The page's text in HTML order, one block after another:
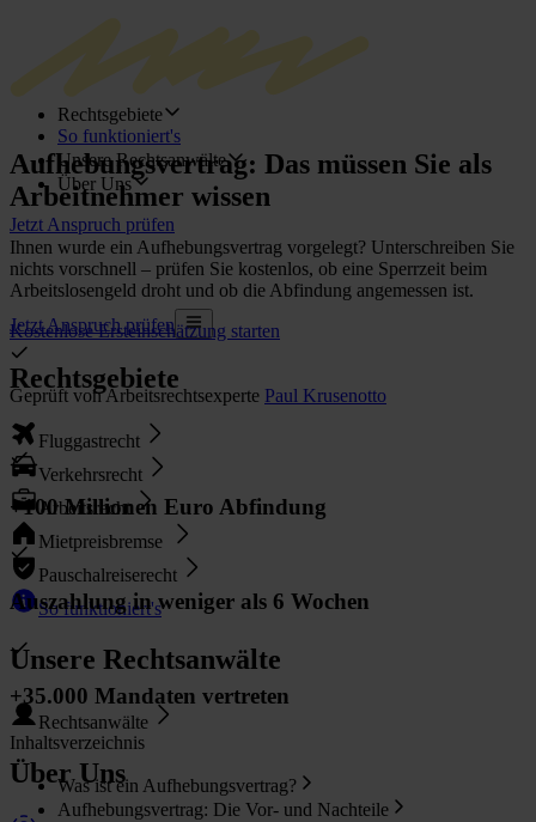
Rechtsgebiete
So funktioniert's
Unsere Rechtsanwälte
Über Uns
Jetzt Anspruch prüfen
Jetzt Anspruch prüfen
Rechtsgebiete
Fluggastrecht
Verkehrsrecht
Arbeitsrecht
Mietpreisbremse
Pauschalreiserecht
So funktioniert's
Unsere Rechtsanwälte
Rechtsanwälte
Über Uns
Aufhebungsvertrag: Das müssen Sie als
Arbeitnehmer wissen
Ihnen wurde ein Aufhebungsvertrag vorgelegt? Unterschreiben Sie
nichts vorschnell – prüfen Sie kostenlos, ob eine Sperrzeit beim
Arbeitslosengeld droht und ob die Abfindung angemessen ist.
Kostenlose Ersteinschätzung starten
Geprüft von Arbeitsrechtsexperte Paul Krusenotto
+100 Millionen Euro Abfindung
Auszahlung in weniger als 6 Wochen
+35.000 Mandaten vertreten
Inhaltsverzeichnis
Was ist ein Aufhebungsvertrag?
Aufhebungsvertrag: Die Vor- und Nachteile